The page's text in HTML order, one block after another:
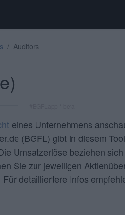
Auditors
eines Unternehmens
(BGFL) gibt in diesem
Umsatzerlöse beziehen
Sie zur jeweiligen
detailliertere Infos